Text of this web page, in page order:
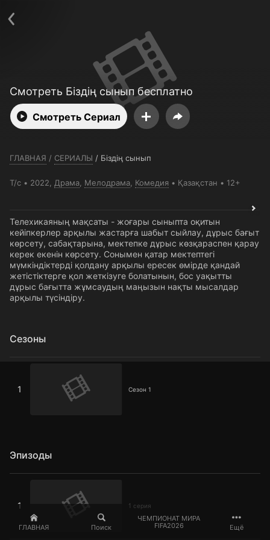
ГЛАВНАЯ Поиск
ЧЕМПИОНАТ МИРА
FIFA2026
Ещё
Смотреть Біздің сынып бесплатно
Смотреть Сериал
ГЛАВНАЯ / СЕРИАЛЫ / Біздің сынып
Т/с 2022, Драма Мелодрама Комедия Қазақстан 12+
Телехикаяның мақсаты - жоғары сыныпта оқитын
кейіпкерлер арқылы жастарға шабыт сыйлау, дұрыс бағыт
көрсету, сабақтарына, мектепке дұрыс көзқараспен қарау
керек екенін көрсету. Сонымен қатар мектептегі
мүмкіндіктерді қолдану арқылы ересек өмірде қандай
жетістіктерге қол жеткізуге болатынын, бос уақытты
дұрыс бағытта жұмсаудың маңызын нақты мысалдар
арқылы түсіндіру.
Сезоны
1 Сезон 1
Эпизоды
1 1 серия
Политика конфиденциальности
Открыть приложение